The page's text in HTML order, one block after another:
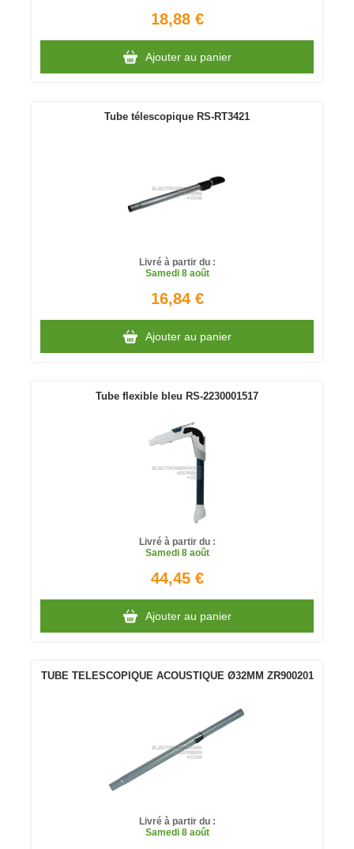
18,88 €
Ajouter au panier
Tube télescopique RS-RT3421
Livré à partir du :
Samedi8 août
16,84 €
Ajouter au panier
Tube flexible bleu RS-2230001517
Livré à partir du :
Samedi8 août
44,45 €
Ajouter au panier
TUBE TELESCOPIQUE ACOUSTIQUE Ø32MM ZR900201
Livré à partir du :
Samedi8 août